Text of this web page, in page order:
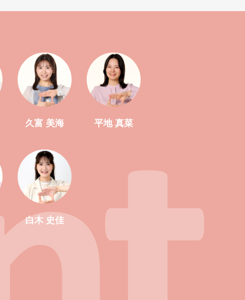
久富 美海 平地 真菜
白木 史佳